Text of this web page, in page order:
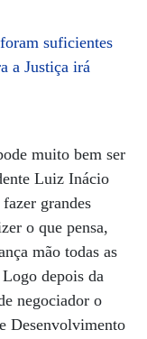
suficientes
a Justiça irá
muito bem ser
Luiz Inácio
grandes
o que pensa,
mão todas as
depois da
negociador o
Desenvolvimento